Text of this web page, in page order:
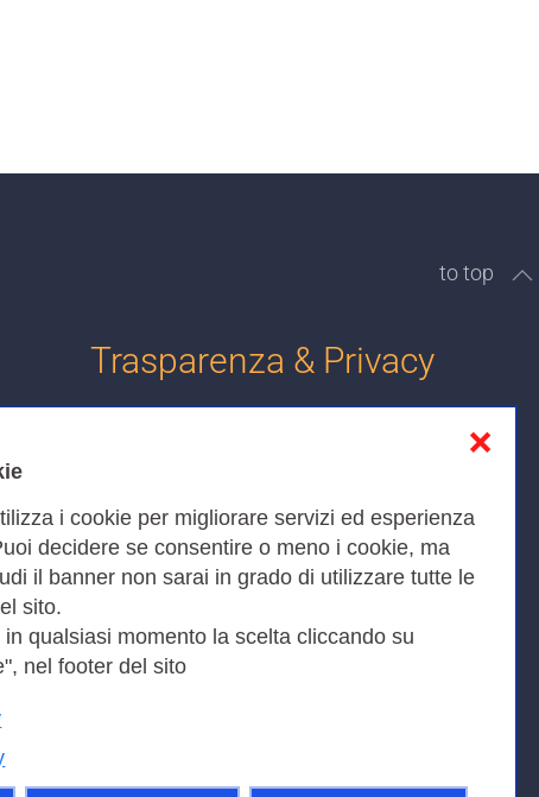
i cookie per migliorare servizi ed esperienza
decidere se consentire o meno i cookie, ma
il banner non sarai in grado di utilizzare tutte le
sito.
qualsiasi momento la scelta cliccando su
nel footer del sito
❌
to top
Trasparenza & Privacy
Amministrazione trasparente
Bandi di Gara
0649622044
|